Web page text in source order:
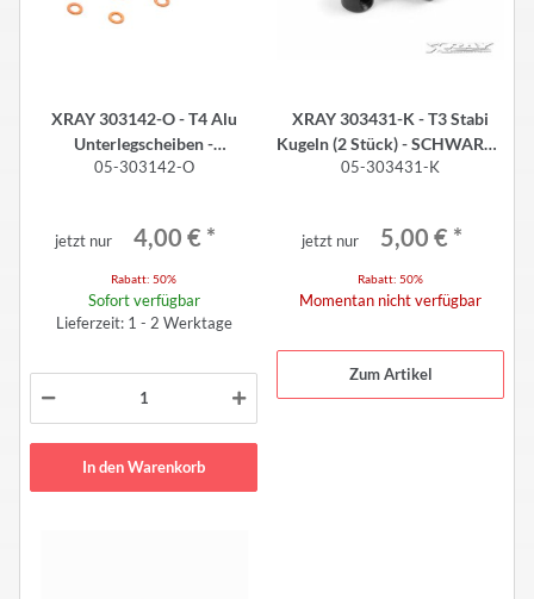
XRAY 303142-O - T4 Alu
Unterlegscheiben -
3x5x0.5mm - ORANGE (10
05-303142-O
jetzt nur 4,00 € *
Rabatt: 50%
Sofort verfügbar
Lieferzeit: 1 - 2 Werktage
In den Warenkorb
XRAY 303431-K - T3 Stabi
Kugeln (2 Stück) - SCHWARZ -
V2
05-303431-K
jetzt nur 5,00 € *
Rabatt: 50%
Momentan nicht verfügbar
Zum Artikel